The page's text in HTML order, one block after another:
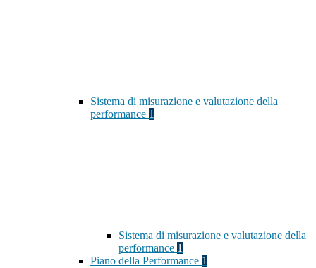
Sistema di misurazione e valutazione della
performance 1
Sistema di misurazione e valutazione della
performance 1
Piano della Performance 1